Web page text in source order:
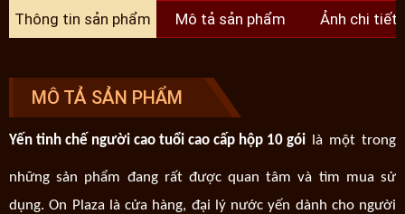
Thông tin sản phẩm Mô tả sản phẩm Ảnh chi tiết
MÔ TẢ SẢN PHẨM
Yến tinh chế người cao tuổi cao cấp hộp 10 gói là một trong
những sản phẩm đang rất được quan tâm và tìm mua sử
dụng. On Plaza là cửa hàng, đại lý nước yến dành cho người